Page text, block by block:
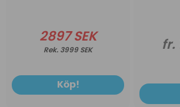
2897 SEK
3999 SEK
Köp!
fr.